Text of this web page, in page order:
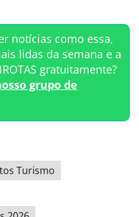
notícias como essa,
lidas da semana e a
gratuitamente?
grupo de
Turismo